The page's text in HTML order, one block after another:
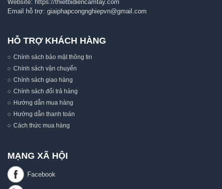
Website: https://thietbidiencamtay.com
Email hỗ trợ: giaiphapcongnghiepvn@gmail.com
HỖ TRỢ KHÁCH HÀNG
Chính sách bảo mật thông tin
Chính sách vận chuyển
Chính sách giao hàng
Chính sách đổi trả hàng
Hướng dẫn mua hàng
Hướng dẫn thanh toán
Cách thức mua hàng
MẠNG XÃ HỘI